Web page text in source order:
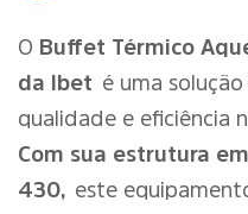
O Buffet Térmico
da Ibet é uma
qualidade e eficiência
Com sua estrutura
430, este